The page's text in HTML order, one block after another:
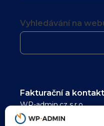
Vyhledávání na
Fakturační a
WP-admin.cz s.r.o.
pomoc@wp-admin.cz